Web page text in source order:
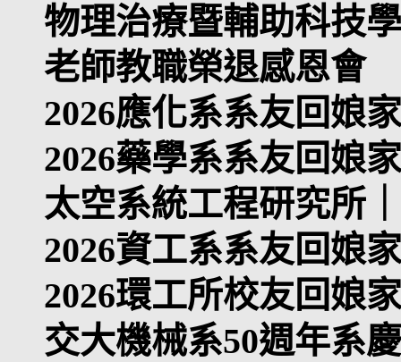
物理治療暨輔助科技
老師教職榮退感恩會
2026應化系系友回
2026藥學系系友回
太空系統工程研究所
2026資工系系友回娘家
2026環工所校友回娘家
交大機械系50週年系